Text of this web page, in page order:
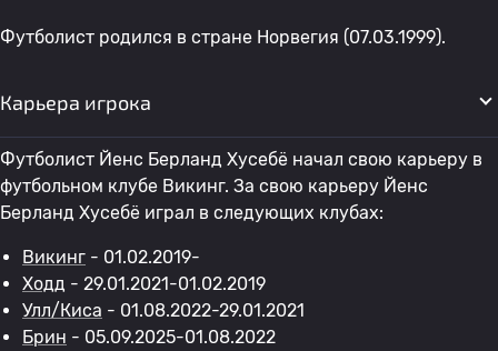
Футболист родился в стране Норвегия (07.03.1999).
Карьера игрока
Футболист Йенс Берланд Хусебё начал свою карьеру в
футбольном клубе Викинг. За свою карьеру Йенс
Берланд Хусебё играл в следующих клубах:
Викинг - 01.02.2019-
Ходд - 29.01.2021-01.02.2019
Улл/Киса - 01.08.2022-29.01.2021
Брин - 05.09.2025-01.08.2022